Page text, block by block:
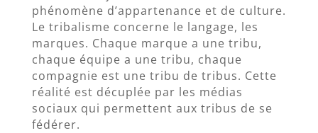
phénomène d’appartenance et de culture.
Le tribalisme concerne le langage, les
marques. Chaque marque a une tribu,
chaque équipe a une tribu, chaque
compagnie est une tribu de tribus. Cette
réalité est décuplée par les médias
sociaux qui permettent aux tribus de se
fédérer.